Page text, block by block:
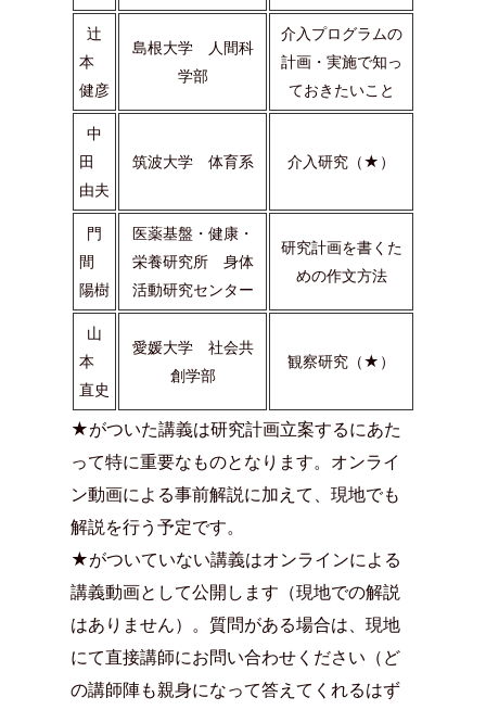
辻
本
健彦
島根大学 人間科
学部
介入プログラムの
計画・実施で知っ
ておきたいこと
中
田
由夫
筑波大学 体育系 介入研究（★）
門
間
陽樹
医薬基盤・健康・
栄養研究所 身体
活動研究センター
研究計画を書くた
めの作文方法
山
本
直史
愛媛大学 社会共
創学部
観察研究（★）
★がついた講義は研究計画立案するにあた
って特に重要なものとなります。オンライ
ン動画による事前解説に加えて、現地でも
解説を行う予定です。
★がついていない講義はオンラインによる
講義動画として公開します（現地での解説
はありません）。質問がある場合は、現地
にて直接講師にお問い合わせください（ど
の講師陣も親身になって答えてくれるはず